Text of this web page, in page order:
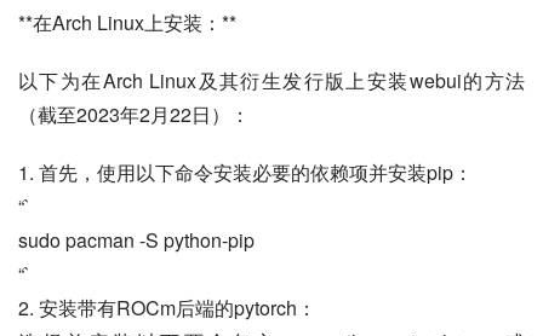
**在Arch Linux上安装：**
以下为在Arch Linux及其衍生发行版上安装webui的方法
（截至2023年2月22日）：
1. 首先，使用以下命令安装必要的依赖项并安装pip：
“`
sudo pacman -S python-pip
“`
2. 安装带有ROCm后端的pytorch：